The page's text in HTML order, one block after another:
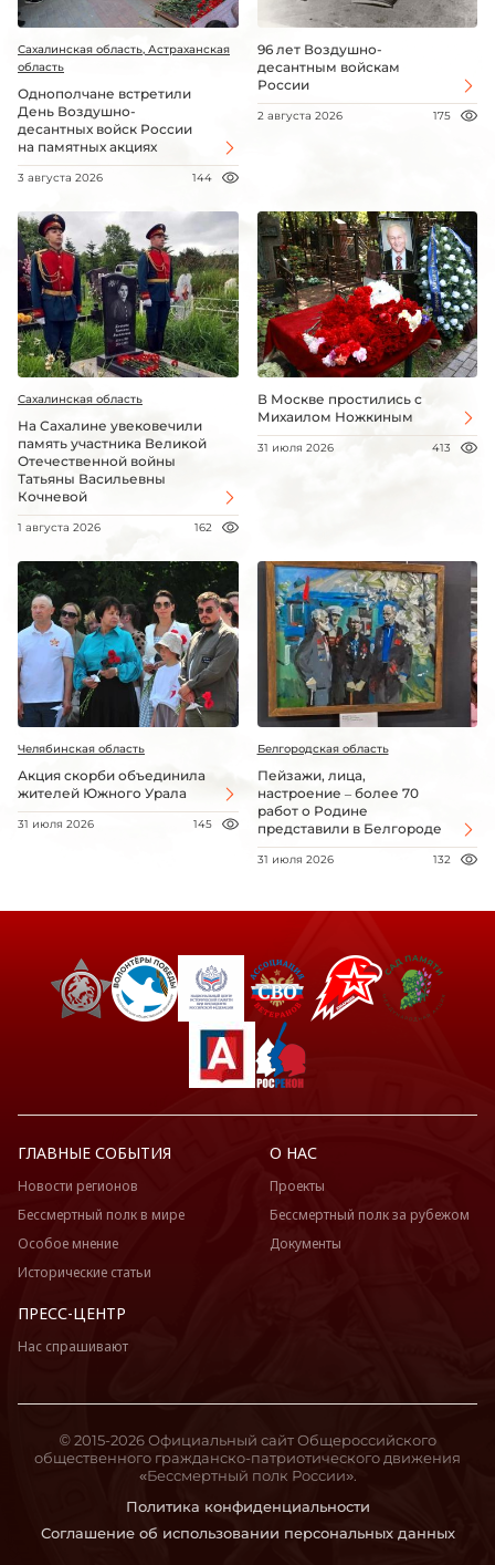
Сахалинская область, Астраханская
область
Однополчане встретили
День Воздушно-
десантных войск России
на памятных акциях
3 августа 2026 144
96 лет Воздушно-
десантным войскам
России
2 августа 2026 175
Сахалинская область
На Сахалине увековечили
память участника Великой
Отечественной войны
Татьяны Васильевны
Кочневой
1 августа 2026 162
В Москве простились с
Михаилом Ножкиным
31 июля 2026 413
Челябинская область
Акция скорби объединила
жителей Южного Урала
31 июля 2026 145
Белгородская область
Пейзажи, лица,
настроение – более 70
работ о Родине
представили в Белгороде
31 июля 2026 132
ГЛАВНЫЕ СОБЫТИЯ
Новости регионов
Бессмертный полк в мире
Особое мнение
Исторические статьи
О НАС
Проекты
Бессмертный полк за рубежом
Документы
ПРЕСС-ЦЕНТР
Нас спрашивают
Политика конфиденциальности
Соглашение об использовании персональных данных
© 2015-2026 Официальный сайт Общероссийского
общественного гражданско-патриотического движения
«Бессмертный полк России».